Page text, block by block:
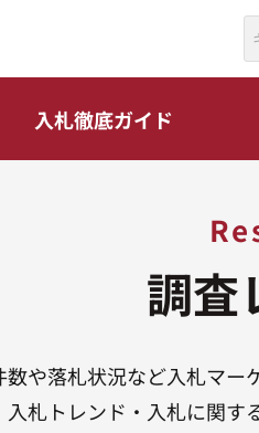
入札徹底ガイド
調査
数や落札状況など入札マ
入札トレンド・入札に関す